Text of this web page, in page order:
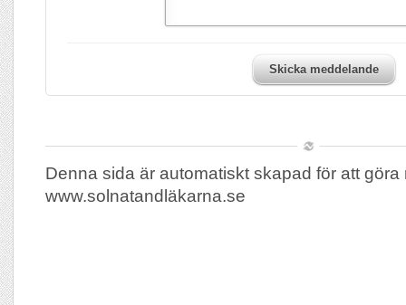
Skicka meddelande
Denna sida är automatiskt skapad för att göra
www.solnatandläkarna.se